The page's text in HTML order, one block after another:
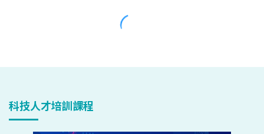
科技人才培訓課程